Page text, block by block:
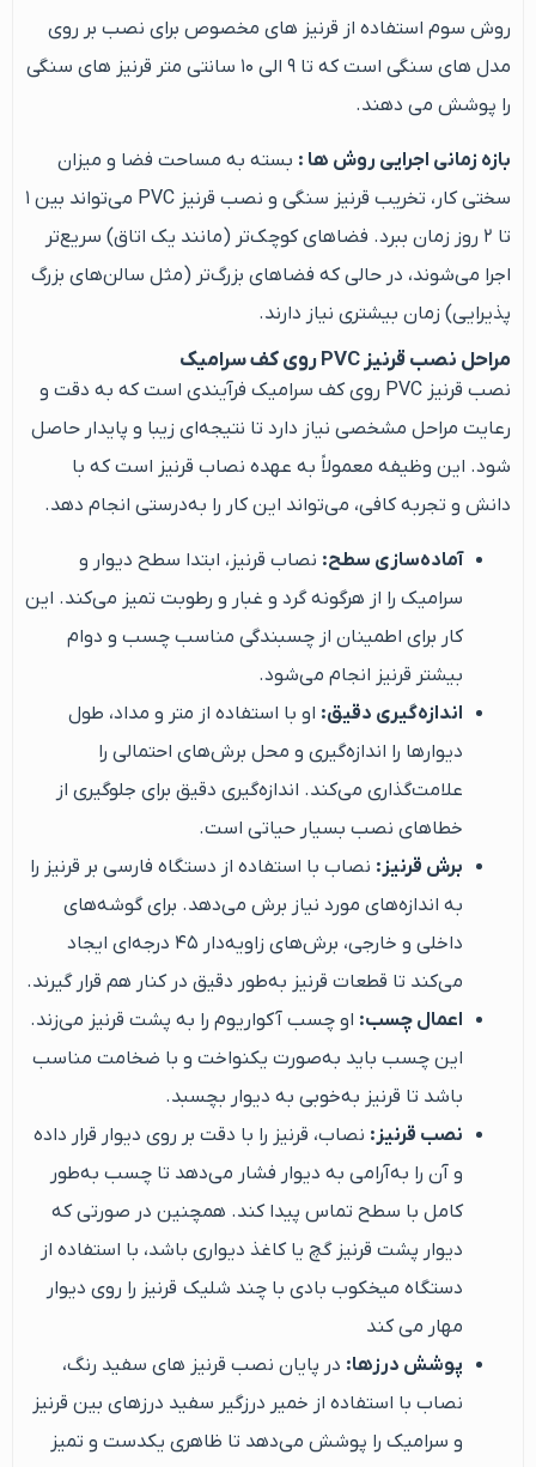
روش سوم استفاده از قرنیز های مخصوص برای نصب بر روی
مدل های سنگی است که تا ۹ الی ۱۰ سانتی متر قرنیز های سنگی
را پوشش می دهند.
بازه زمانی اجرایی روش ها : بسته به مساحت فضا و میزان
سختی کار، تخریب قرنیز سنگی و نصب قرنیز PVC می‌تواند بین ۱
تا ۲ روز زمان ببرد. فضاهای کوچک‌تر (مانند یک اتاق) سریع‌تر
اجرا می‌شوند، در حالی که فضاهای بزرگ‌تر (مثل سالن‌های بزرگ
پذیرایی) زمان بیشتری نیاز دارند.
مراحل نصب قرنیز PVC روی کف سرامیک
نصب قرنیز PVC روی کف سرامیک فرآیندی است که به دقت و
رعایت مراحل مشخصی نیاز دارد تا نتیجه‌ای زیبا و پایدار حاصل
شود. این وظیفه معمولاً به عهده نصاب قرنیز است که با
دانش و تجربه کافی، می‌تواند این کار را به‌درستی انجام دهد.
آماده‌سازی سطح: نصاب قرنیز، ابتدا سطح دیوار و
سرامیک را از هرگونه گرد و غبار و رطوبت تمیز می‌کند. این
کار برای اطمینان از چسبندگی مناسب چسب و دوام
بیشتر قرنیز انجام می‌شود.
اندازه‌گیری دقیق: او با استفاده از متر و مداد، طول
دیوارها را اندازه‌گیری و محل برش‌های احتمالی را
علامت‌گذاری می‌کند. اندازه‌گیری دقیق برای جلوگیری از
خطاهای نصب بسیار حیاتی است.
برش قرنیز: نصاب با استفاده از دستگاه فارسی بر قرنیز را
به اندازه‌های مورد نیاز برش می‌دهد. برای گوشه‌های
داخلی و خارجی، برش‌های زاویه‌دار ۴۵ درجه‌ای ایجاد
می‌کند تا قطعات قرنیز به‌طور دقیق در کنار هم قرار گیرند.
اعمال چسب: او چسب آکواریوم را به پشت قرنیز می‌زند.
این چسب باید به‌صورت یکنواخت و با ضخامت مناسب
باشد تا قرنیز به‌خوبی به دیوار بچسبد.
نصب قرنیز: نصاب، قرنیز را با دقت بر روی دیوار قرار داده
و آن را به‌آرامی به دیوار فشار می‌دهد تا چسب به‌طور
کامل با سطح تماس پیدا کند. همچنین در صورتی که
دیوار پشت قرنیز گچ یا کاغذ دیواری باشد، با استفاده از
دستگاه میخکوب بادی با چند شلیک قرنیز را روی دیوار
مهار می کند
پوشش درزها: در پایان نصب قرنیز های سفید رنگ،
نصاب با استفاده از خمیر درزگیر سفید درزهای بین قرنیز
و سرامیک را پوشش می‌دهد تا ظاهری یکدست و تمیز